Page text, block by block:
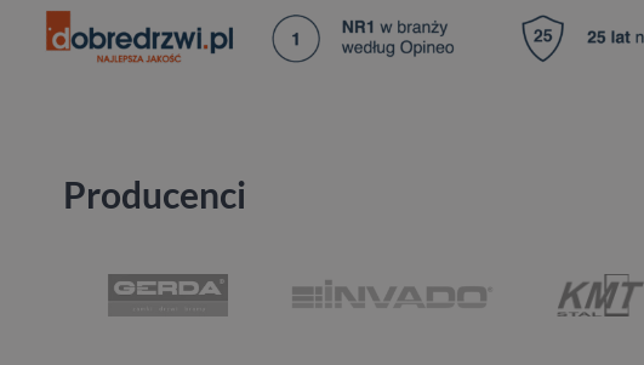
Producenci